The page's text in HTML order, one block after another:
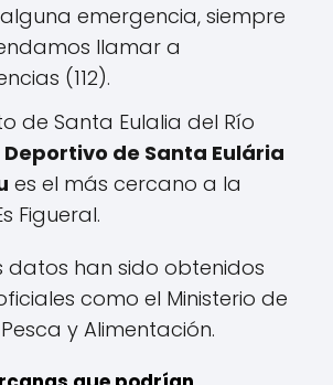
emergencia, siempre
llamar a
(112).
de Santa Eulalia del Río
de Santa Eulária
es el más cercano a la
Figueral.
datos han sido obtenidos
como el Ministerio de
y Alimentación.